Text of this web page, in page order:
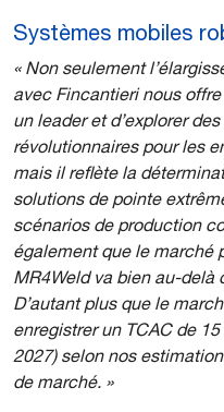
Systèmes mobiles
« Non seulement
avec Fincantieri nous
un leader et d’explorer
révolutionnaires pour les
mais il reflète la
solutions de pointe
scénarios de production
également que le marché
MR4Weld va bien au-delà
D’autant plus que le
enregistrer un TCAC de
2027) selon nos
de marché. »